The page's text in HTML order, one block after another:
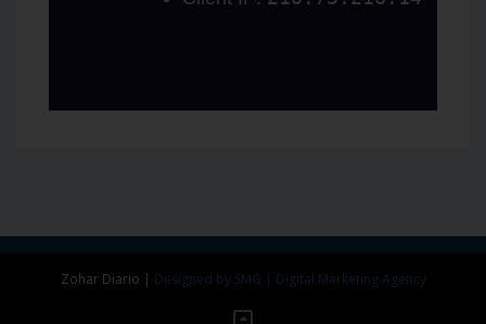
Zohar Diario | Designed by SMG | Digital Marketing Agency